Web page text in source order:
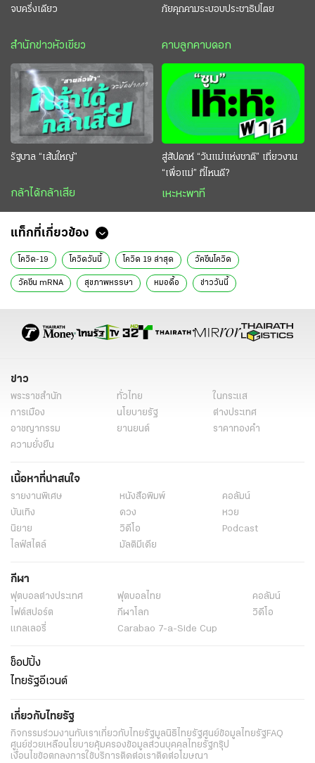
จบครึ่งเดียว
สำนักข่าวหัวเขียว
ภัยคุกคามระบอบประชาธิปไตย
คาบลูกคาบดอก
รัฐบาล “เส้นใหญ่”
กล้าได้กล้าเสีย
สู่สัปดาห์ “วันแม่แห่งชาติ” เที่ยวงาน
“เพื่อแม่” ที่ไหนดี?
เหะหะพาที
แท็กที่เกี่ยวข้อง
โควิด-19 โควิดวันนี้ โควิด 19 ล่าสุด วัคซีนโควิด
วัคซีน mRNA สุขภาพหรรษา หมอดื้อ ข่าววันนี้
ข่าว
พระราชสำนัก ทั่วไทย
ในกระแส
การเมือง
นโยบายรัฐ
ต่างประเทศ
อาชญากรรม
ยานยนต์
ราคาทองคำ
ความยั่งยืน
เนื้อหาที่น่าสนใจ
รายงานพิเศษ หนังสือพิมพ์
คอลัมน์
บันเทิง
ดวง
หวย
นิยาย
วิดีโอ
Podcast
ไลฟ์สไตล์
มัลติมีเดีย
กีฬา
ฟุตบอลต่่างประเทศ ฟุตบอลไทย
คอลัมน์
ไฟต์สปอร์ต
กีฬาโลก
วิดีโอ
แกลเลอรี่
Carabao 7-a-Side Cup
ช็อปปิ้ง
ไทยรัฐอีเวนต์
เกี่ยวกับไทยรัฐ
กิจกรรมร่วมงานกับเราเกี่ยวกับไทยรัฐมูลนิธิไทยรัฐศูนย์ข้อมูลไทยรัฐFAQ
ศูนย์ช่วยเหลือนโยบายคุ้มครองข้อมูลส่วนบุคคลไทยรัฐกรุ๊ป
เงื่อนไขข้อตกลงการใช้บริการติดต่อเราติดต่อโฆษณา